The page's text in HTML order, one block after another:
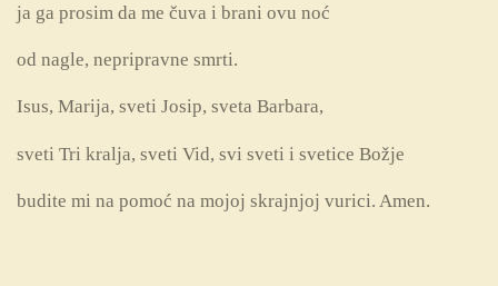
ja ga prosim da me čuva i brani ovu noć
od nagle, nepripravne smrti.
Isus, Marija, sveti Josip, sveta Barbara,
sveti Tri kralja, sveti Vid, svi sveti i svetice Božje
budite mi na pomoć na mojoj skrajnjoj vurici. Amen.